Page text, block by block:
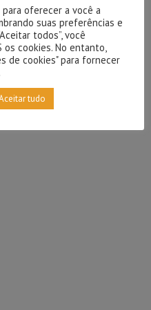
oferecer a você a
suas preferências e
todos”, você
os cookies. No entanto,
de cookies" para fornecer
tudo